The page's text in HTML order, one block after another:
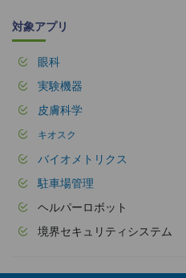
対象アプリ
眼科
実験機器
皮膚科学
キオスク
バイオメトリクス
駐車場管理
ヘルパーロボット
境界セキュリティシステム